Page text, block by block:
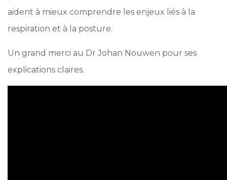
aident à mieux comprendre les enjeux liés à la
respiration et à la posture.
Un grand merci au Dr Johan Nouwen pour ses
explications claires.